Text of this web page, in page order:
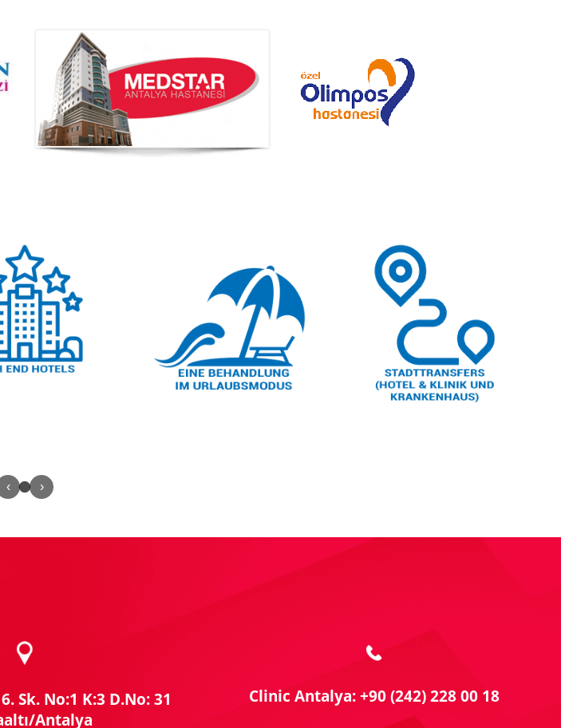
‹ ›
Sk. No:1 K:3 D.No: 31
Antalya
Clinic Antalya: +90 (242) 228 00 18